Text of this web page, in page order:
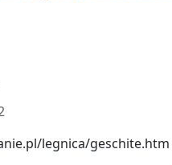
legnica/geschite.htm